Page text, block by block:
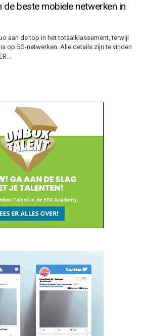
de beste mobiele netwerken in
aan de top in het totaalklassement, terwijl
op 5G-netwerken. Alle details zijn te vinden